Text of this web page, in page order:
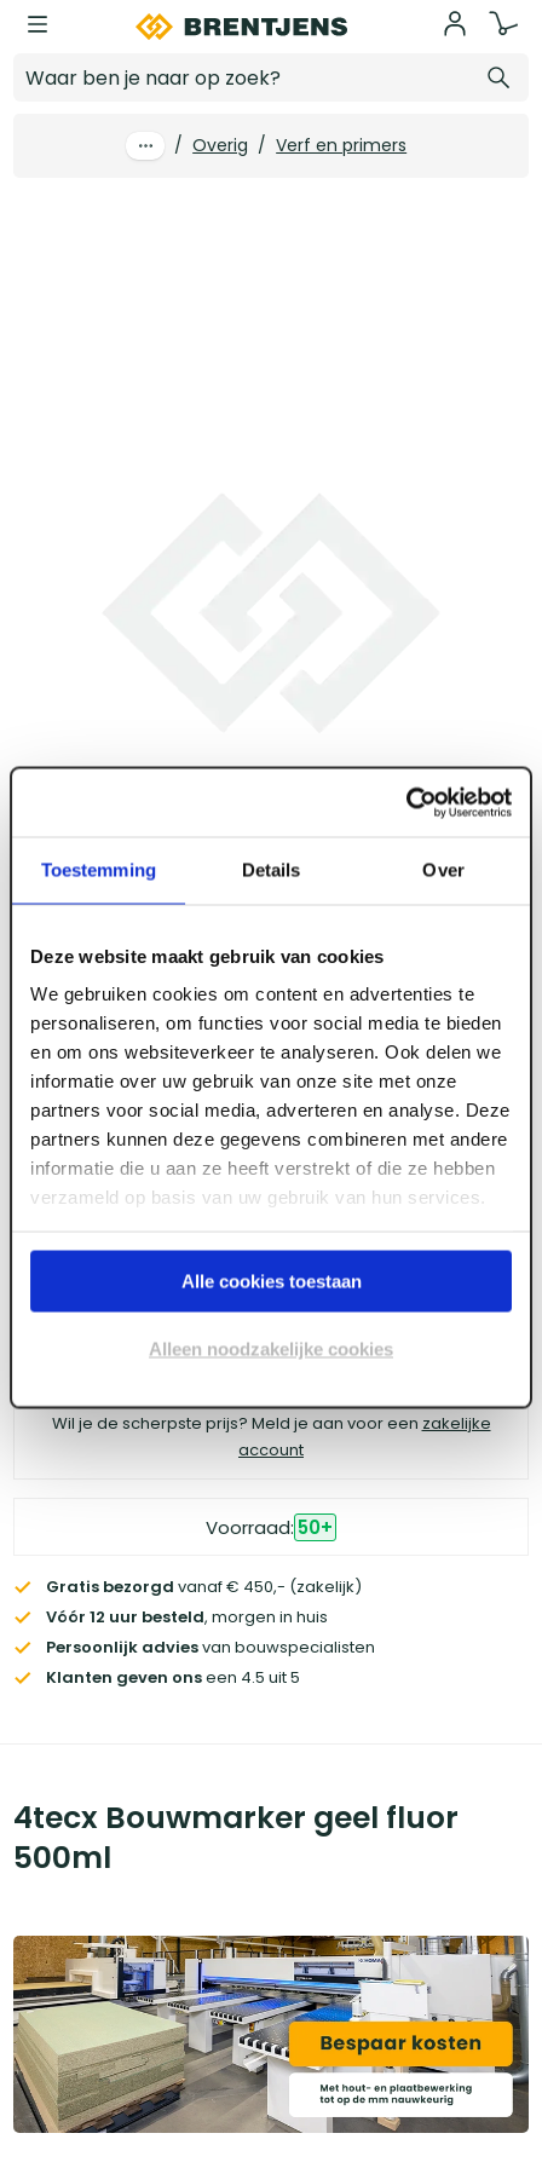
Toestemming Details Over
Deze website maakt gebruik van cookies
We gebruiken cookies om content en advertenties te
personaliseren, om functies voor social media te bieden
en om ons websiteverkeer te analyseren. Ook delen we
informatie over uw gebruik van onze site met onze
partners voor social media, adverteren en analyse. Deze
partners kunnen deze gegevens combineren met andere
informatie die u aan ze heeft verstrekt of die ze hebben
verzameld op basis van uw gebruik van hun services.
Alle cookies toestaan
Alleen noodzakelijke cookies
Ga naar hoofdinhoud
/ Overig / Verf en primers
ART006000
4tecx Bouwmarker geel fluor 500ml
Meld je aan of maak een account aan om toegang
Log in voor prijzen
Wil je de scherpste prijs? Meld je aan voor een zakelijke
account
Voorraad: 50+
Gratis bezorgd vanaf € 450,- (zakelijk)
Vóór 12 uur besteld, morgen in huis
Persoonlijk adviesvan bouwspecialisten
Klanten geven onseen 4.5 uit 5
4tecx Bouwmarker geel fluor
500ml
Log in voor prijzen